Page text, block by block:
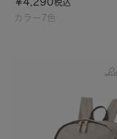
カラー7色
¥4,290税込